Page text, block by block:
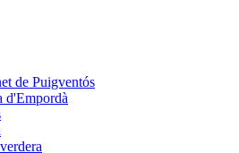
de Puigventós
d'Empordà